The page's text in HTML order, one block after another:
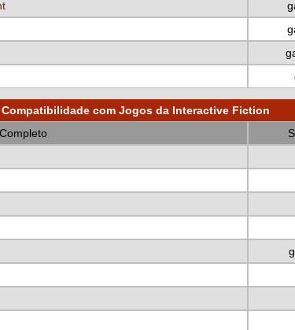
Compatibilidade com Jogos da Interactive Fiction